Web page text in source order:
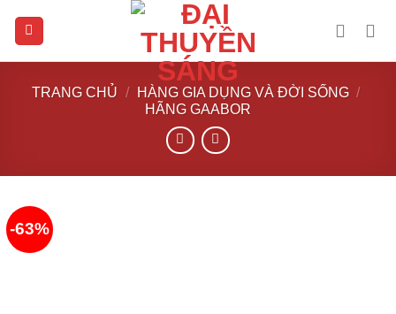
TRANG CHỦ / HÀNG GIA DỤNG VÀ ĐỜI SỐNG /
HÃNG GAABOR
-63%